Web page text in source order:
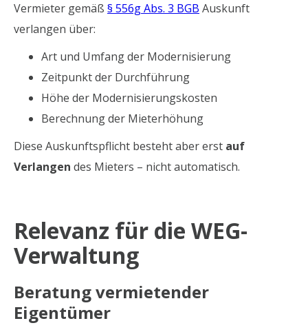
Vermieter gemäß § 556g Abs. 3 BGB Auskunft
verlangen über:
Art und Umfang der Modernisierung
Zeitpunkt der Durchführung
Höhe der Modernisierungskosten
Berechnung der Mieterhöhung
Diese Auskunftspflicht besteht aber erst auf
Verlangen des Mieters – nicht automatisch.
Relevanz für die WEG-
Verwaltung
Beratung vermietender
Eigentümer